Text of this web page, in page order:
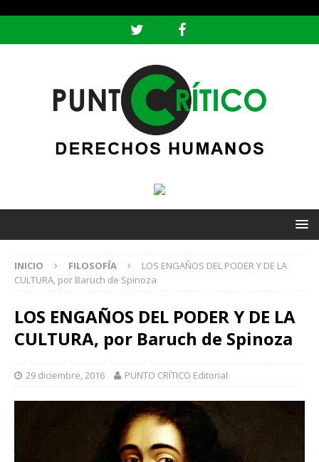
INICIO FILOSOFÍA
LOS ENGAÑOS DEL PODER Y DE LA
CULTURA, por Baruch de Spinoza
LOS ENGAÑOS DEL PODER Y DE LA
CULTURA, por Baruch de Spinoza
29 diciembre, 2016 PUNTO CRÍTICO Editorial